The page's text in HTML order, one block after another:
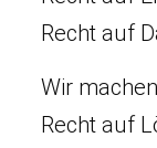
Recht auf
Wir
Recht auf